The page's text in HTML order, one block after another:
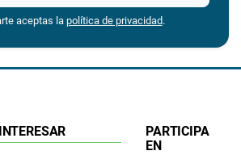
aceptas la política de privacidad.
PARTICIPA
EN